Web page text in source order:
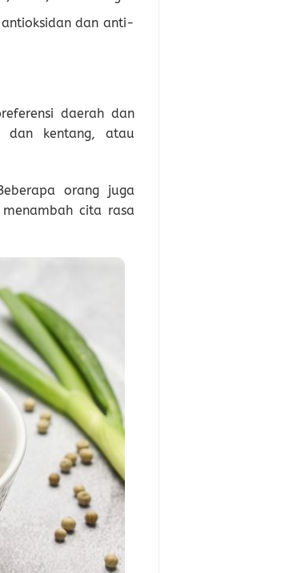
dan anti-
daerah dan
dan kentang, atau
orang juga
cita rasa